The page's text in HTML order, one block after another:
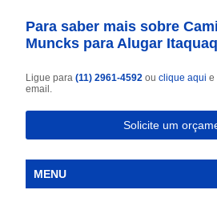
Para saber mais sobre
Muncks para Alugar
Ligue para(11) 2961-4592ouclique aqui e
email.
Solicite um
MENU